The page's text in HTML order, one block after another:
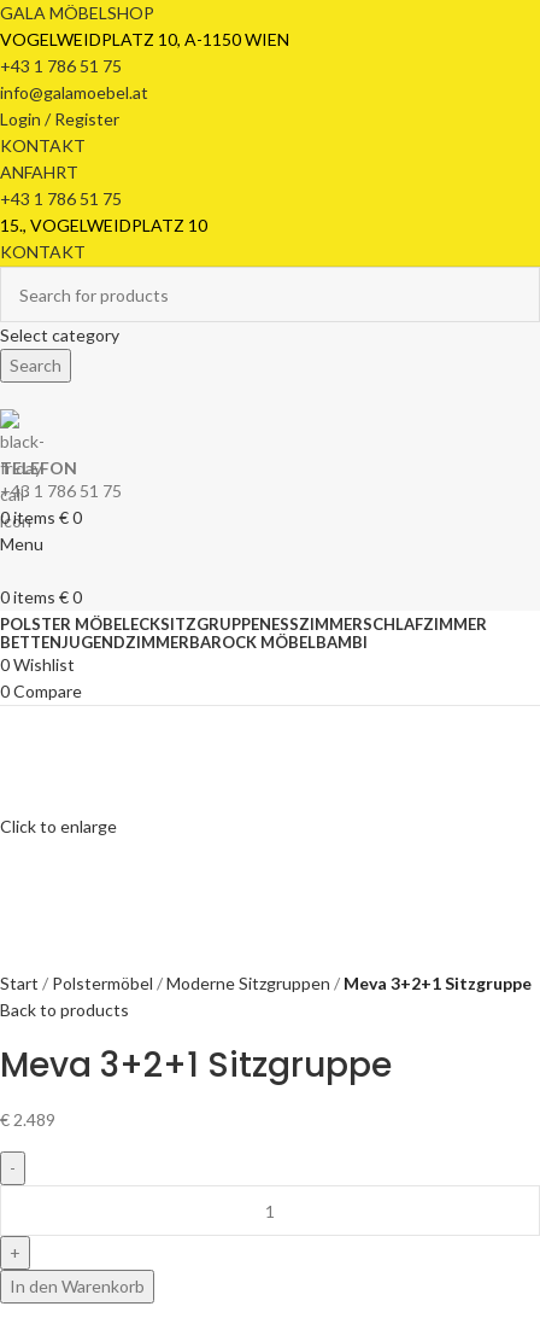
GALA MÖBELSHOP
VOGELWEIDPLATZ 10, A-1150 WIEN
+43 1 786 51 75
info@galamoebel.at
Login / Register
KONTAKT
ANFAHRT
+43 1 786 51 75
15., VOGELWEIDPLATZ 10
KONTAKT
Select category
Search
TELEFON
+43 1 786 51 75
0items €0
Menu
0items €0
POLSTER MÖBELECKSITZGRUPPENESSZIMMERSCHLAFZIMMER
BETTENJUGENDZIMMERBAROCK MÖBELBAMBI
0Wishlist
0Compare
Click to enlarge
Start Polstermöbel Moderne Sitzgruppen
Meva 3+2+1 Sitzgruppe
Back to products
Meva 3+2+1 Sitzgruppe
€2.489
In den Warenkorb